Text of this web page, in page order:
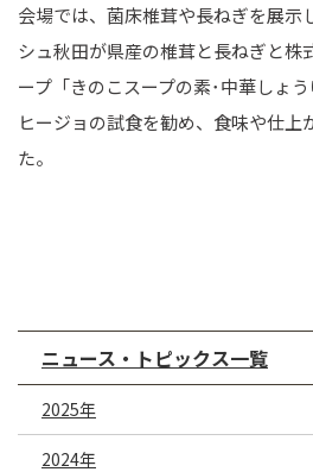
会場では、菌床椎茸や長ねぎを展示
シュ秋田が県産の椎茸と長ねぎと株
ープ「きのこスープの素･中華しょ
ヒージョの試食を勧め、食味や仕上
た。
ニュース・トピックス一覧
2025年
2024年